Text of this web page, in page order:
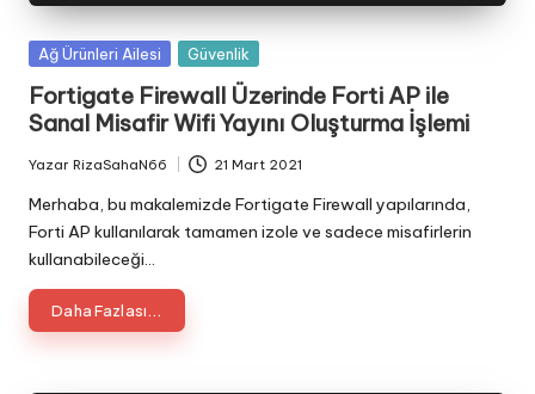
Posted
Ağ Ürünleri Ailesi Güvenlik
Fortigate Firewall Üzerinde Forti AP ile
Sanal Misafir Wifi Yayını Oluşturma İşlemi
Posted
by
Yazar RizaSahaN66 21 Mart 2021
Merhaba, bu makalemizde Fortigate Firewall yapılarında,
Forti AP kullanılarak tamamen izole ve sadece misafirlerin
kullanabileceği…
Daha Fazlası...